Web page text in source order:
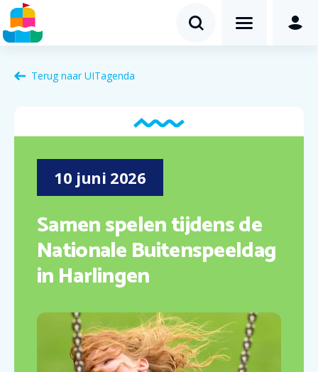
Terug naar UITagenda
10 juni 2026
Samen spelen tijdens de
Nationale Buitenspeeldag
in Harlingen